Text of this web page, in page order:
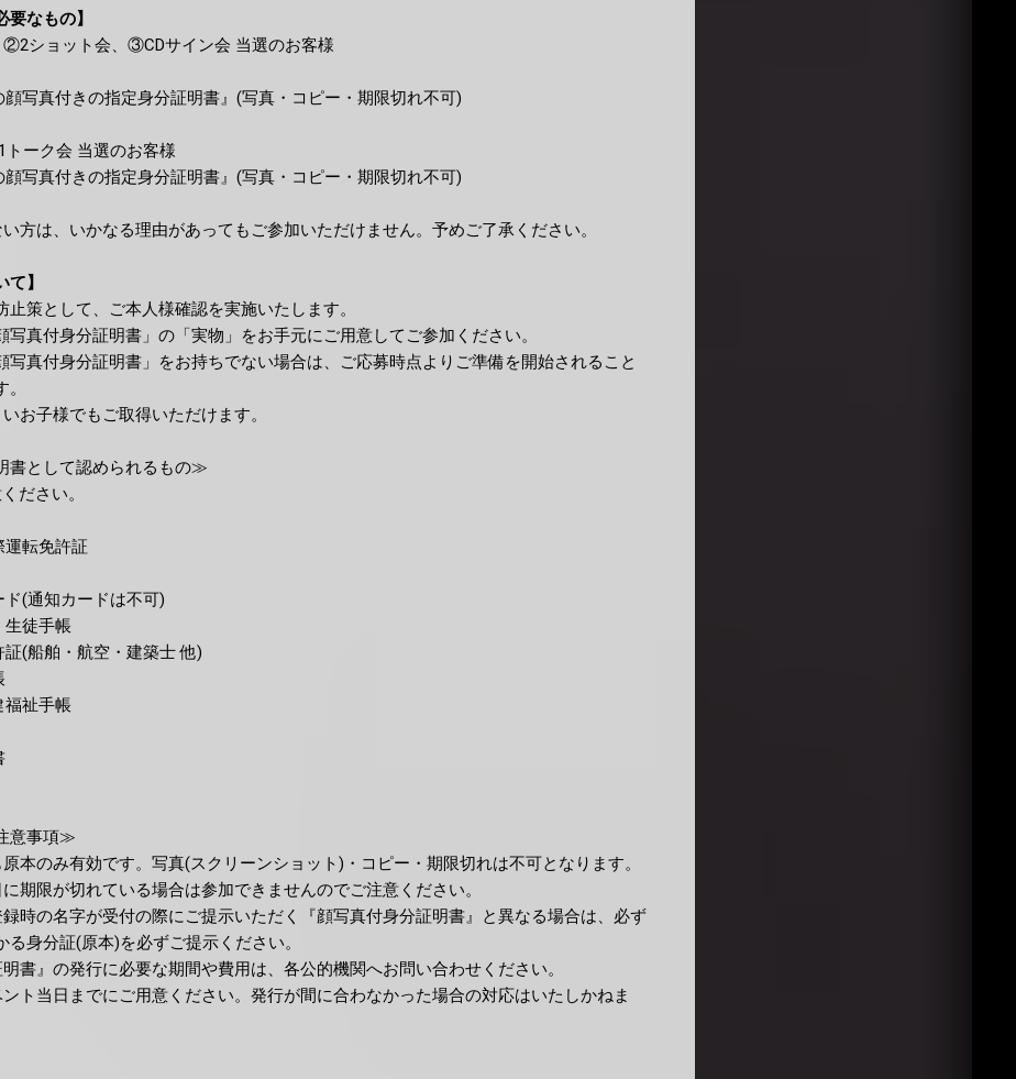
要なもの】
ショット会、③CDサイン会 当選のお客様
顔写真付きの指定身分証明書』(写真・コピー・期限切れ不可)
ーク会 当選のお客様
顔写真付きの指定身分証明書』(写真・コピー・期限切れ不可)
方は、いかなる理由があってもご参加いただけません。予めご了承ください。
て】
止策として、ご本人様確認を実施いたします。
写真付身分証明書」の「実物」をお手元にご用意してご参加ください。
写真付身分証明書」をお持ちでない場合は、ご応募時点よりご準備を開始されること
お子様でもご取得いただけます。
書として認められるもの≫
ださい。
運転免許証
(通知カードは不可)
生徒手帳
証(船舶・航空・建築士 他)
福祉手帳
意事項≫
本のみ有効です。写真(スクリーンショット)・コピー・期限切れは不可となります。
期限が切れている場合は参加できませんのでご注意ください。
時の名字が受付の際にご提示いただく『顔写真付身分証明書』と異なる場合は、必ず
る身分証(原本)を必ずご提示ください。
書』の発行に必要な期間や費用は、各公的機関へお問い合わせください。
ト当日までにご用意ください。発行が間に合わなかった場合の対応はいたしかねま